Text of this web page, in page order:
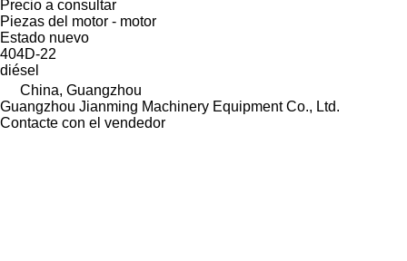
Precio a consultar
Piezas del motor - motor
Estado nuevo
404D-22
diésel
China, Guangzhou
Guangzhou Jianming Machinery Equipment Co., Ltd.
Contacte con el vendedor